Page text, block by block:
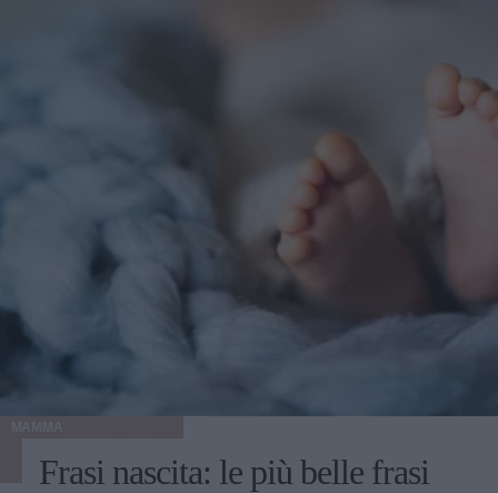
Frasi nascita: le più belle frasi